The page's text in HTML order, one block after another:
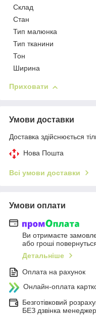
Склад
Стан
Тип малюнка
Тип тканини
Тон
Ширина
Приховати
Умови доставки
Доставка здійснюється
Нова Пошта
Всі умови доставки
Умови оплати
Ви отримаєте
або гроші
Детальніше
Оплата на рахунок
Онлайн-оплата
Безготівковий
БЕЗ дзвінка